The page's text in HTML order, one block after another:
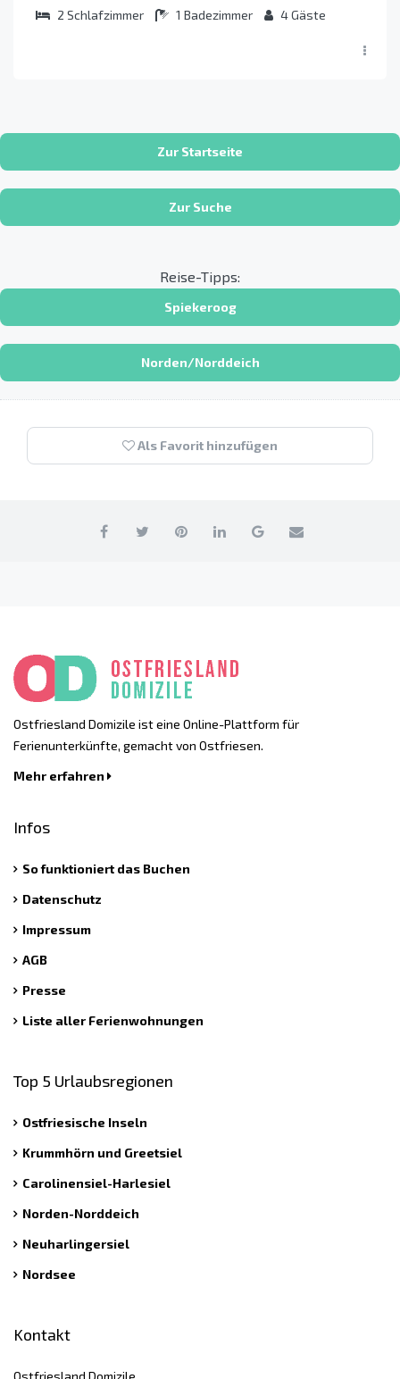
2 Schlafzimmer 1 Badezimmer 4Gäste
Zur Startseite
Zur Suche
Reise-Tipps:
Spiekeroog
Norden/Norddeich
Als Favorit hinzufügen
Ostfriesland Domizile ist eine Online-Plattform für
Ferienunterkünfte, gemacht von Ostfriesen.
Mehr erfahren
Infos
So funktioniert das Buchen
Datenschutz
Impressum
AGB
Presse
Liste aller Ferienwohnungen
Top 5 Urlaubsregionen
Ostfriesische Inseln
Krummhörn und Greetsiel
Carolinensiel-Harlesiel
Norden-Norddeich
Neuharlingersiel
Nordsee
Kontakt